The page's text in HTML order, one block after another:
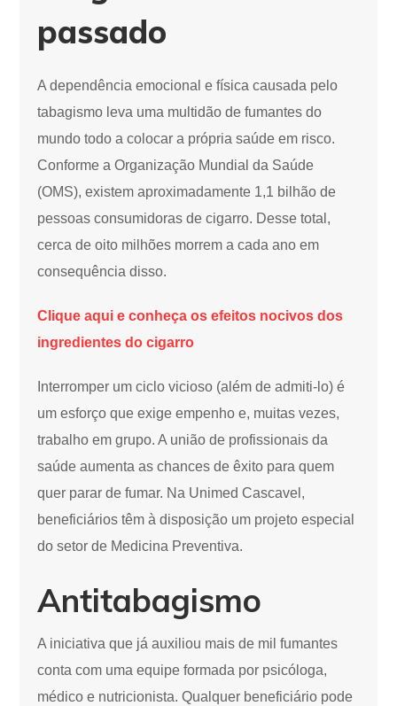
passado
A dependência emocional e física causada pelo
tabagismo leva uma multidão de fumantes do
mundo todo a colocar a própria saúde em risco.
Conforme a Organização Mundial da Saúde
(OMS), existem aproximadamente 1,1 bilhão de
pessoas consumidoras de cigarro. Desse total,
cerca de oito milhões morrem a cada ano em
consequência disso.
Clique aqui e conheça os efeitos nocivos dos
ingredientes do cigarro
Interromper um ciclo vicioso (além de admiti-lo) é
um esforço que exige empenho e, muitas vezes,
trabalho em grupo. A união de profissionais da
saúde aumenta as chances de êxito para quem
quer parar de fumar. Na Unimed Cascavel,
beneficiários têm à disposição um projeto especial
do setor de Medicina Preventiva.
Antitabagismo
A iniciativa que já auxiliou mais de mil fumantes
conta com uma equipe formada por psicóloga,
médico e nutricionista. Qualquer beneficiário pode